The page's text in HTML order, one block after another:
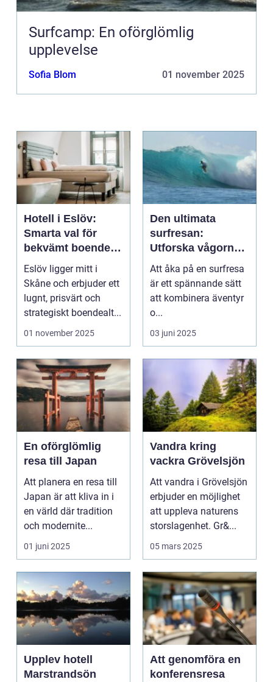
Surfcamp: En oförglömlig
upplevelse
Sofia Blom 01 november 2025
Hotell i Eslöv:
Smarta val för
bekvämt boende i
hjärtat av Skåne
Eslöv ligger mitt i
Skåne och erbjuder ett
lugnt, prisvärt och
strategiskt boendealt...
01 november 2025
Den ultimata
surfresan:
Utforska vågorna
och upptäck
äventyret
Att åka på en surfresa
är ett spännande sätt
att kombinera äventyr
o...
03 juni 2025
En oförglömlig
resa till Japan
Att planera en resa till
Japan är att kliva in i
en värld där tradition
och modernite...
01 juni 2025
Vandra kring
vackra Grövelsjön
Att vandra i Grövelsjön
erbjuder en möjlighet
att uppleva naturens
storslagenhet. Gr&...
05 mars 2025
Upplev hotell
Marstrandsön
Att genomföra en
konferensresa